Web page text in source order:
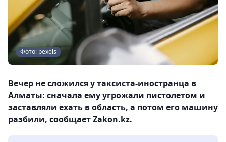
Фото: pexels
Вечер не сложился у таксиста-иностранца в
Алматы: сначала ему угрожали пистолетом и
заставляли ехать в область, а потом его машину
разбили, сообщает Zakon.kz.